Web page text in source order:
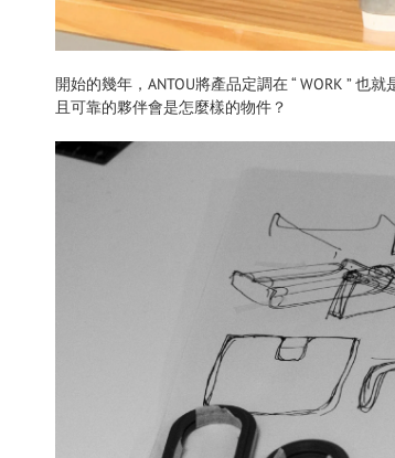
開始的幾年，ANTOU將產品定調在 “ WORK ”
且可靠的夥伴會是怎麼樣的物件？